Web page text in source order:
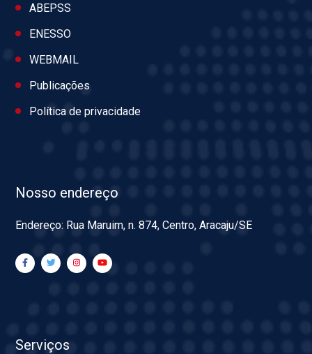
ABEPSS
ENESSO
WEBMAIL
Publicações
Política de privacidade
Nosso endereço
Endereço: Rua Maruim, n. 874, Centro, Aracaju/SE
Serviços